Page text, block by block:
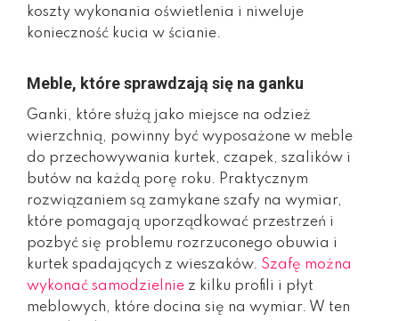
koszty wykonania oświetlenia i niweluje
konieczność kucia w ścianie.
Meble, które sprawdzają się na ganku
Ganki, które służą jako miejsce na odzież
wierzchnią, powinny być wyposażone w meble
do przechowywania kurtek, czapek, szalików i
butów na każdą porę roku. Praktycznym
rozwiązaniem są zamykane szafy na wymiar,
które pomagają uporządkować przestrzeń i
pozbyć się problemu rozrzuconego obuwia i
kurtek spadających z wieszaków. Szafę można
wykonać samodzielnie z kilku profili i płyt
meblowych, które docina się na wymiar. W ten